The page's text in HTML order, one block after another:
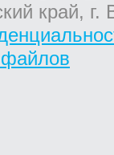
край,